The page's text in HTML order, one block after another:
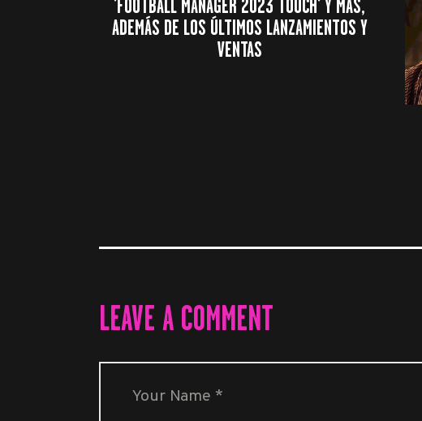
'FOOTBALL MANAGER 2023 TOUCH' Y MÁS,
ADEMÁS DE LOS ÚLTIMOS LANZAMIENTOS Y
VENTAS
LEAVE A COMMENT